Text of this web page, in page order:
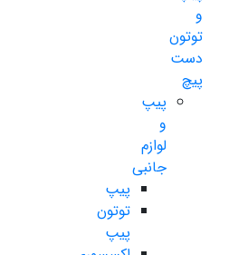
و
توتون
دست
پیچ
پیپ
و
لوازم
جانبی
پیپ
توتون
پیپ